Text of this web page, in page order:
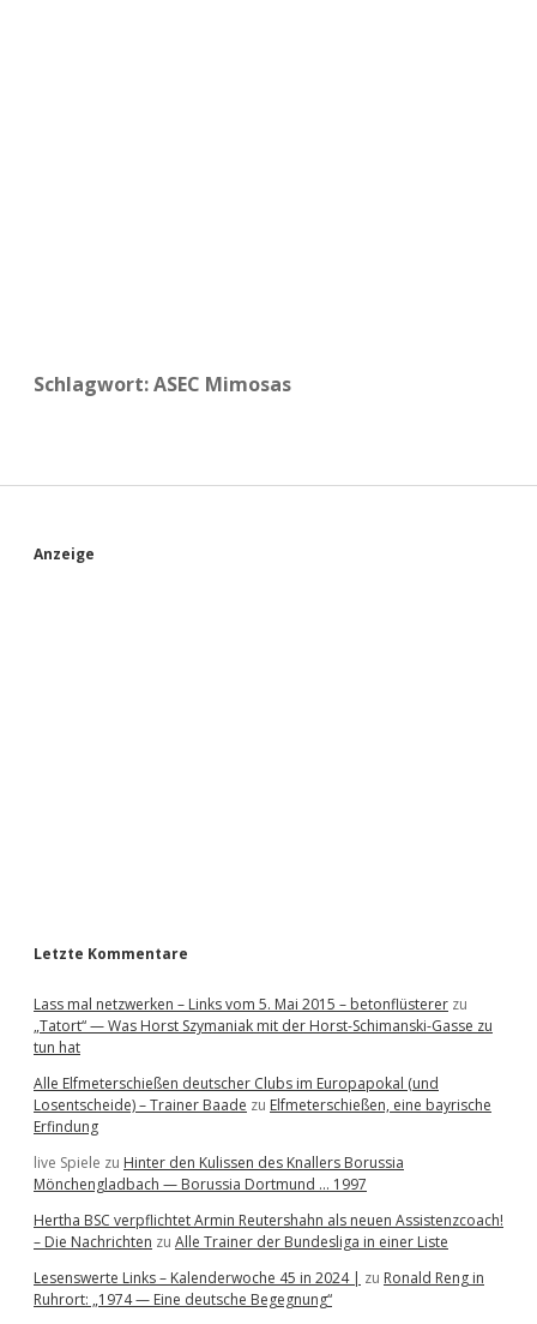
Schlagwort:ASEC Mimosas
S
Anzeige
Letzte Kommentare
Lass mal netzwerken – Links vom 5. Mai 2015 – betonflüsterer zu
„Tatort“ — Was Horst Szymaniak mit der Horst-Schimanski-Gasse zu
tun hat
Alle Elfmeterschießen deutscher Clubs im Europapokal (und
Losentscheide) – Trainer Baade zu Elfmeterschießen, eine bayrische
Erfindung
live Spiele zu Hinter den Kulissen des Knallers Borussia
Mönchengladbach — Borussia Dortmund … 1997
Hertha BSC verpflichtet Armin Reutershahn als neuen Assistenzcoach!
– Die Nachrichten zu Alle Trainer der Bundesliga in einer Liste
Lesenswerte Links – Kalenderwoche 45 in 2024 | zu Ronald Reng in
Ruhrort: „1974 — Eine deutsche Begegnung“